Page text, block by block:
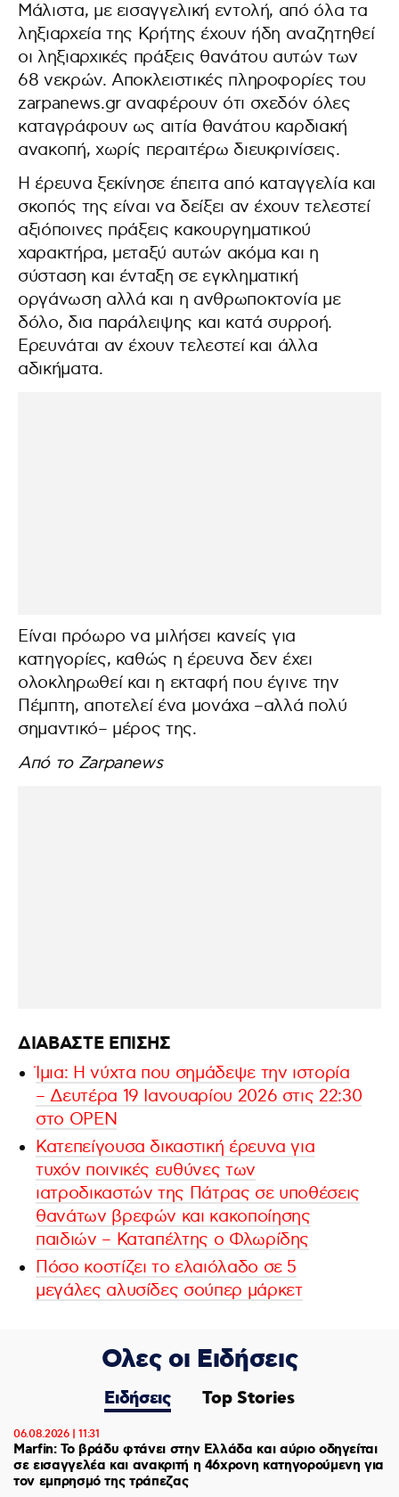
Μάλιστα, με εισαγγελική εντολή, από όλα τα
ληξιαρχεία της Κρήτης έχουν ήδη αναζητηθεί
οι ληξιαρχικές πράξεις θανάτου αυτών των
68 νεκρών. Αποκλειστικές πληροφορίες του
zarpanews.gr αναφέρουν ότι σχεδόν όλες
καταγράφουν ως αιτία θανάτου καρδιακή
ανακοπή, χωρίς περαιτέρω διευκρινίσεις.
Η έρευνα ξεκίνησε έπειτα από καταγγελία και
σκοπός της είναι να δείξει αν έχουν τελεστεί
αξιόποινες πράξεις κακουργηματικού
χαρακτήρα, μεταξύ αυτών ακόμα και η
σύσταση και ένταξη σε εγκληματική
οργάνωση αλλά και η ανθρωποκτονία με
δόλο, δια παράλειψης και κατά συρροή.
Ερευνάται αν έχουν τελεστεί και άλλα
αδικήματα.
Είναι πρόωρο να μιλήσει κανείς για
κατηγορίες, καθώς η έρευνα δεν έχει
ολοκληρωθεί και η εκταφή που έγινε την
Πέμπτη, αποτελεί ένα μονάχα –αλλά πολύ
σημαντικό– μέρος της.
Από το Zarpanews
ΔΙΑΒΑΣΤΕ ΕΠΙΣΗΣ
Ίμια: Η νύχτα που σημάδεψε την ιστορία
– Δευτέρα 19 Ιανουαρίου 2026 στις 22:30
στο ΟΡΕΝ
Κατεπείγουσα δικαστική έρευνα για
τυχόν ποινικές ευθύνες των
ιατροδικαστών της Πάτρας σε υποθέσεις
θανάτων βρεφών και κακοποίησης
παιδιών – Καταπέλτης ο Φλωρίδης
Πόσο κοστίζει το ελαιόλαδο σε 5
μεγάλες αλυσίδες σούπερ μάρκετ
Ολες οι Ειδήσεις
Ειδήσεις Top Stories
06.08.2026 | 11:31
Marfin: Το βράδυ φτάνει στην Ελλάδα και αύριο οδηγείται
σε εισαγγελέα και ανακριτή η 46χρονη κατηγορούμενη για
τον εμπρησμό της τράπεζας